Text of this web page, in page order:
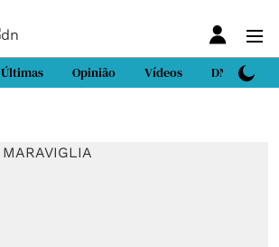
Últimas Opinião Vídeos DN Sport